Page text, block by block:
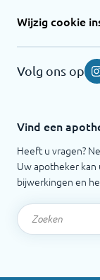
Wijzig cookie
Volg ons op
Vind een
Heeft u vragen?
Uw apotheker kan
bijwerkingen en